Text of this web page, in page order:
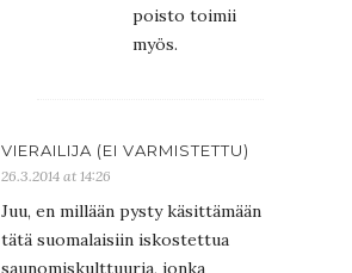
poisto toimii
myös.
VIERAILIJA (EI VARMISTETTU)
26.3.2014 at 14:26
Juu, en millään pysty käsittämään
tätä suomalaisiin iskostettua
saunomiskulttuuria, jonka